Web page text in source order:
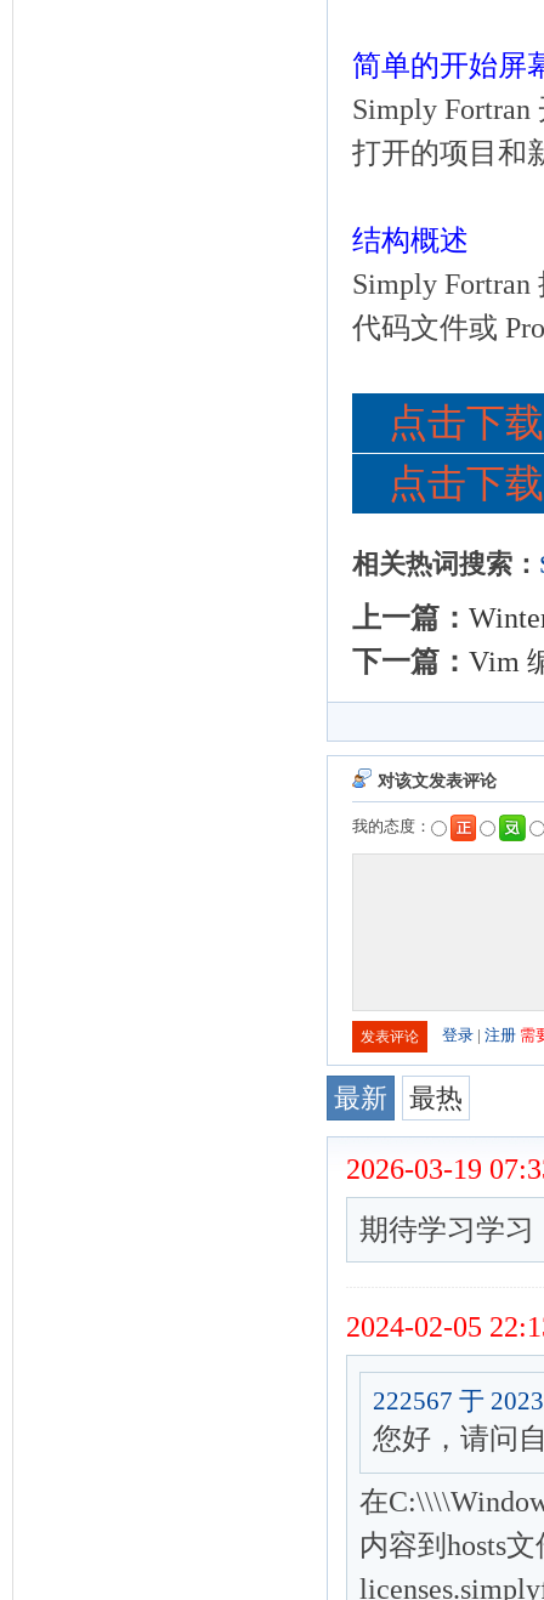
简单的开始屏
Simply
打开的项目和
结构概述
Simply
代码文件或
点击下
点击下
相关热词搜索：
上一篇：
下一篇： Vim